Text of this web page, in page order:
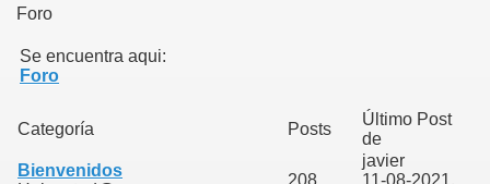
Foro
Se encuentra aqui:
Foro
Categoría Posts
Último Post
de
Bienvenidos
208
javier
11-08-2021,